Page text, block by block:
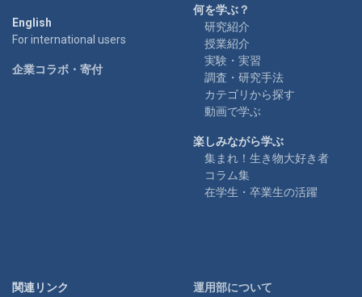
English
For international users
企業コラボ・寄付
何を学ぶ？
研究紹介
授業紹介
実験・実習
調査・研究手法
カテゴリから探す
動画で学ぶ
楽しみながら学ぶ
集まれ！生き物大好き者
コラム集
在学生・卒業生の活躍
関連リンク 運用部について